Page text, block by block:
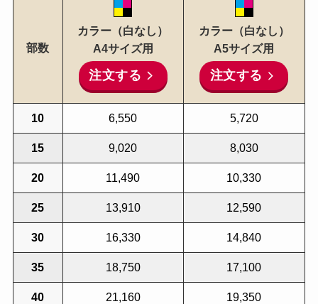
部数
カラー（白なし）
A4サイズ用
注文する
カラー（白なし）
A5サイズ用
注文する
10 6,550 5,720
15 9,020 8,030
20 11,490 10,330
25 13,910 12,590
30 16,330 14,840
35 18,750 17,100
40 21,160 19,350